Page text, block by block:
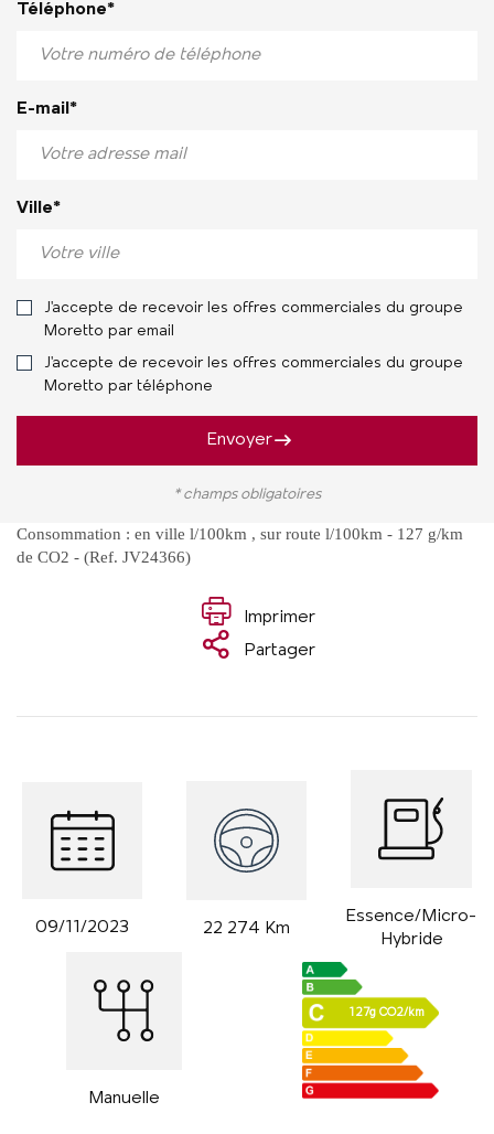
Téléphone*
E-mail*
Ville*
J'accepte de recevoir les offres commerciales du groupe
Moretto par email
J'accepte de recevoir les offres commerciales du groupe
Moretto par téléphone
Envoyer
* champs obligatoires
Consommation : en ville l/100km , sur route l/100km - 127 g/km
de CO2 - (Ref. JV24366)
Imprimer
Partager
09/11/2023 22 274 Km
Essence/Micro-
Hybride
Manuelle
127g CO2/km